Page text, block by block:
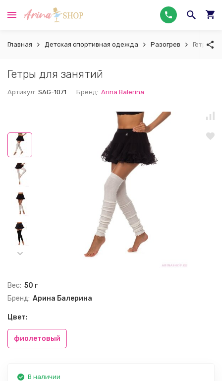
Главная Детская спортивная одежда Разогрев Гетры
Гетры для занятий
Артикул: SAG-1071 Бренд: Arina Balerina
Вес: 50 г
Бренд: Арина Балерина
Цвет:
фиолетовый
В наличии